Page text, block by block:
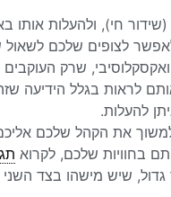
(שידור חי), ולהעלות
לצופים שלכם
שרק העוקבים
לראות בגלל הידיעה
להעלות.
למשוך את הקהל שלכם
בחוויות שלכם, לקרוא
שיש מישהו בצד